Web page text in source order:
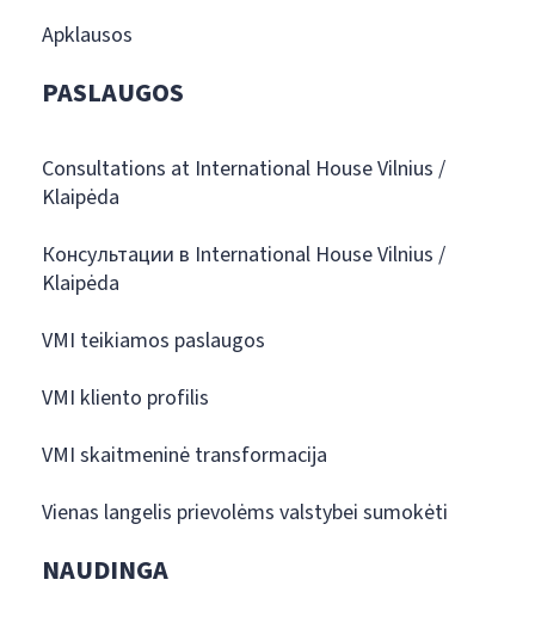
Apklausos
PASLAUGOS
Consultations at International House Vilnius /
Klaipėda
Консультации в International House Vilnius /
Klaipėda
VMI teikiamos paslaugos
VMI kliento profilis
VMI skaitmeninė transformacija
Vienas langelis prievolėms valstybei sumokėti
NAUDINGA